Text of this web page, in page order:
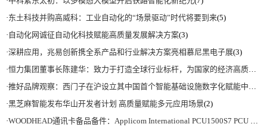
·东土科技并购高威科：工业自动化的“场景驱动”时代将要到来(5)
· 自动化网诚征自动化科技赋能高质量发展解决方案(3)
·深耕应用，兆易创新携全系产品和行业解决方案亮相慕尼黑电子展(3)
·恒力集团董事长陈建华：致力于打造全球行业标杆，为国家的经济高质量发展贡献更大力量|上海电气集团党委书记、董事长吴磊来访
·推好品牌观察：西门子在沪设立其中国首个智能基础设施数字化赋能中心
·黑芝麻智能发布华山开发者计划 高质量赋能多元应用场景(2)
·WOODHEAD通讯卡备品备件：Applicom International PCU1500S7 PCU 1500 S7 V4.5.0